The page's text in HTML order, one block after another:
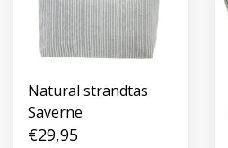
Natural strandtas
Saverne
€29,95